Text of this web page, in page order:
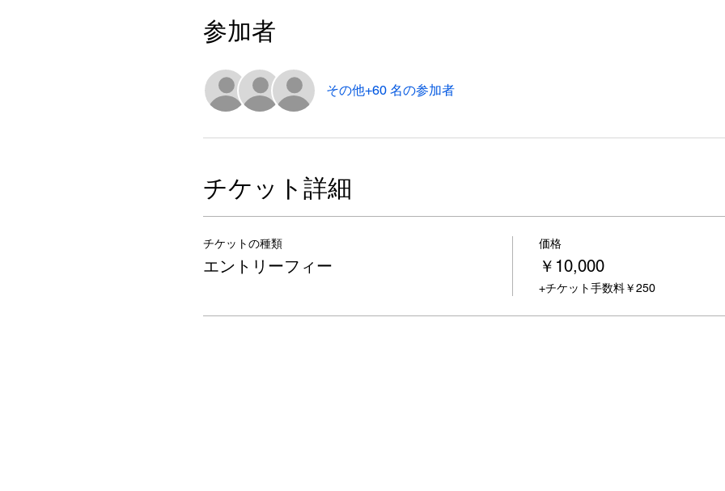
参加者
その他+60 名の参加者
チケット詳細
チケットの種類
エントリーフィー
価格
￥10,000
+チケット手数料￥250